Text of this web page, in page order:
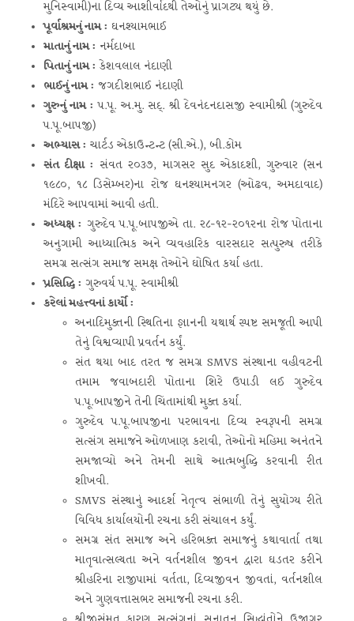
મુનિસ્વામી)ના દિવ્ય આશીર્વાદથી તેઓનું પ્રાગટ્ય થયું છે.
પૂર્વાશ્રમનું નામ : ઘનશ્યામભાઈ
માતાનું નામ : નર્મદાબા
પિતાનું નામ : કેશવલાલ નંદાણી
ભાઈનું નામ : જગદીશભાઈ નંદાણી
ગુરુનું નામ : પ.પૂ. અ.મુ. સદ્. શ્રી દેવનંદનદાસજી સ્વામીશ્રી (ગુરુદેવ
પ.પૂ.બાપજી)
અભ્યાસ : ચાર્ટડ એકાઉન્ટન્ટ (સી.એ.), બી.કોમ
સંત દીક્ષા : સંવત ૨૦૩૭, માગસર સુદ એકાદશી, ગુરુવાર (સન
૧૯૮૦, ૧૮ ડિસેમ્બર)ના રોજ ઘનશ્યામનગર (ઓઢવ, અમદાવાદ)
મંદિરે આપવામાં આવી હતી.
અધ્યક્ષ : ગુરુદેવ પ.પૂ.બાપજીએ તા. ૨૮-૧૨-૨૦૧૨ના રોજ પોતાના
અનુગામી આધ્યાત્મિક અને વ્યવહારિક વારસદાર સત્પુરુષ તરીકે
સમગ્ર સત્સંગ સમાજ સમક્ષ તેઓને ઘોષિત કર્યા હતા.
પ્રસિદ્ધિ : ગુરુવર્ય પ.પૂ. સ્વામીશ્રી
કરેલાં મહત્ત્વનાં કાર્યો:
અનાદિમુક્તની સ્થિતિના જ્ઞાનની યથાર્થ સ્પષ્ટ સમજૂતી આપી
તેનું વિશ્વવ્યાપી પ્રવર્તન કર્યું.
સંત થયા બાદ તરત જ સમગ્ર SMVS સંસ્થાના વહીવટની
તમામ જવાબદારી પોતાના શિરે ઉપાડી લઈ ગુરુદેવ
પ.પૂ.બાપજીને તેની ચિંતામાંથી મુક્ત કર્યા.
ગુરુદેવ પ.પૂ.બાપજીના પરભાવના દિવ્ય સ્વરૂપની સમગ્ર
સત્સંગ સમાજને ઓળખાણ કરાવી, તેઓનો મહિમા અનંતને
સમજાવ્યો અને તેમની સાથે આત્મબુદ્ધિ કરવાની રીત
શીખવી.
SMVS સંસ્થાનું આદર્શ નેતૃત્વ સંભાળી તેનું સુયોગ્ય રીતે
વિવિધ કાર્યાલયોની રચના કરી સંચાલન કર્યું.
સમગ્ર સંત સમાજ અને હરિભક્ત સમાજનું કથાવાર્તા તથા
માતૃવાત્સલ્યતા અને વર્તનશીલ જીવન દ્વારા ઘડતર કરીને
શ્રીહરિના રાજીપામાં વર્તતા, દિવ્યજીવન જીવતાં, વર્તનશીલ
અને ગુણવત્તાસભર સમાજની રચના કરી.